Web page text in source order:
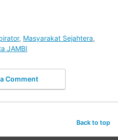
, Masyarakat Sejahtera,
JAMBI
Comment
Back to top